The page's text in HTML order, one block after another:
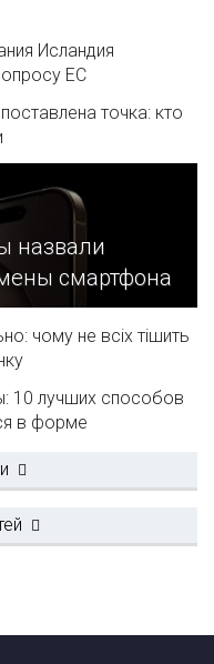
Исландия
ЕС
точка: кто
назвали
смартфона
чому не всіх тішить
10 лучших способов
в форме